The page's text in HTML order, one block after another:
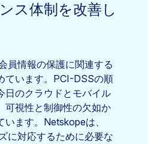
ス体制を改善し
員情報の保護に関連する
ています。PCI-DSSの順
日のクラウドとモバイル
可視性と制御性の欠如か
ます。Netskopeは、
に対応するために必要な